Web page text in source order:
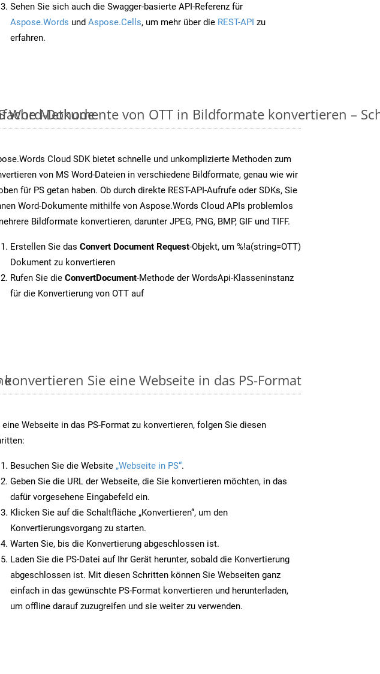
Sehen Sie sich auch die Swagger-basierte API-Referenz für
Aspose.Words und Aspose.Cells, um mehr über die REST-API zu
erfahren.
Methode
Word-Dokumente von OTT in Bildformate konvertieren –
Cloud SDK bietet schnelle und unkomplizierte Methoden zum
von MS Word-Dateien in verschiedene Bildformate, genau wie wir
für PS getan haben. Ob durch direkte REST-API-Aufrufe oder SDKs, Sie
Word-Dokumente mithilfe von Aspose.Words Cloud APIs problemlos
Bildformate konvertieren, darunter JPEG, PNG, BMP, GIF und TIFF.
Erstellen Sie das Convert Document Request-Objekt, um %!a(string=OTT)
Dokument zu konvertieren
Rufen Sie die ConvertDocument-Methode der WordsApi-Klasseninstanz
für die Konvertierung von OTT auf
konvertieren Sie eine Webseite in das PS-Format
eine Webseite in das PS-Format zu konvertieren, folgen Sie diesen
Besuchen Sie die Website „Webseite in PS“.
Geben Sie die URL der Webseite, die Sie konvertieren möchten, in das
dafür vorgesehene Eingabefeld ein.
Klicken Sie auf die Schaltfläche „Konvertieren“, um den
Konvertierungsvorgang zu starten.
Warten Sie, bis die Konvertierung abgeschlossen ist.
Laden Sie die PS-Datei auf Ihr Gerät herunter, sobald die Konvertierung
abgeschlossen ist. Mit diesen Schritten können Sie Webseiten ganz
einfach in das gewünschte PS-Format konvertieren und herunterladen,
um offline darauf zuzugreifen und sie weiter zu verwenden.